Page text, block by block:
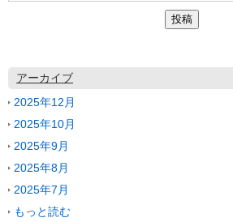
アーカイブ
2025年12月
2025年10月
2025年9月
2025年8月
2025年7月
もっと読む